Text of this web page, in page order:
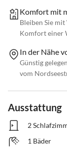
Komfort mit
Bleiben Sie
Komfort einer
In der Nähe
Günstig
vom
Ausstattung
2
1 Bäder